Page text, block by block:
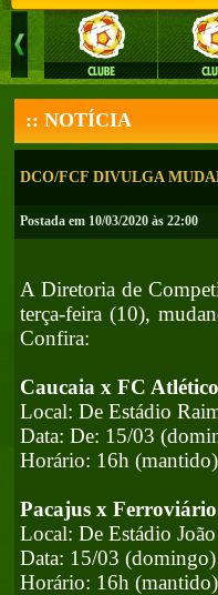
:: NOTÍCIA
DCO/FCF DIVULGA
Postada em 10/03/2020 às 22:00
A Diretoria de
terça-feira (10),
Confira:
Caucaia x FC Atlético
Local: De Estádio
Data: De: 15/03
Horário: 16h (mantido)
Pacajus x Ferroviário
Local: De Estádio
Data: 15/03
Horário: 16h (mantido)